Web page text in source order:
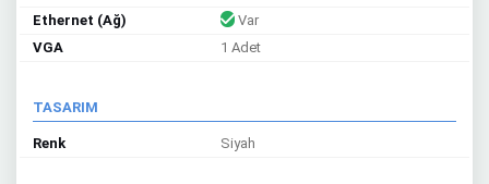
Ethernet (Ağ)
Var
VGA
1 Adet
TASARIM
Renk Siyah